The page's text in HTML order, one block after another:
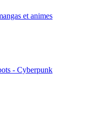
et animes
- Cyberpunk